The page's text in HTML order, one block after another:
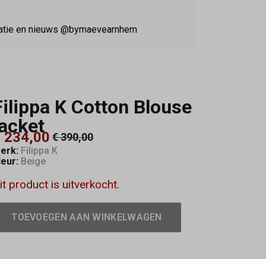
en nieuws @bymaevearnhem
K Cotton Blouse
234,00 € 390,00
Filippa K
Beige
product is uitverkocht.
TOEVOEGEN AAN WINKELWAGEN